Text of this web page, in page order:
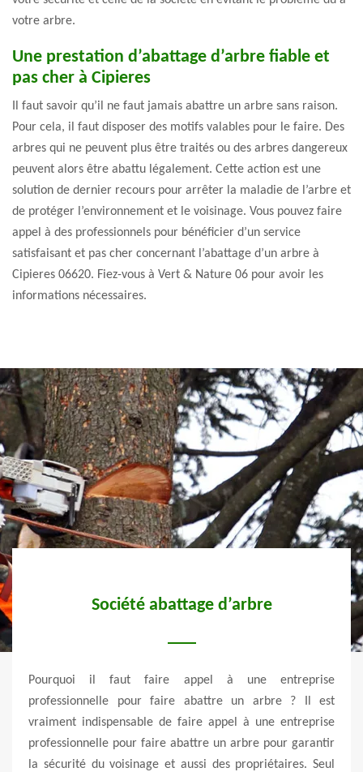
votre arbre.
Une prestation d’abattage d’arbre fiable et
pas cher à Cipieres
Il faut savoir qu’il ne faut jamais abattre un arbre sans raison.
Pour cela, il faut disposer des motifs valables pour le faire. Des
arbres qui ne peuvent plus être traités ou des arbres dangereux
peuvent alors être abattu légalement. Cette action est une
solution de dernier recours pour arrêter la maladie de l’arbre et
de protéger l’environnement et le voisinage. Vous pouvez faire
appel à des professionnels pour bénéficier d’un service
satisfaisant et pas cher concernant l’abattage d’un arbre à
Cipieres 06620. Fiez-vous à Vert & Nature 06 pour avoir les
informations nécessaires.
Société abattage d’arbre
Pourquoi il faut faire appel à une entreprise
professionnelle pour faire abattre un arbre ? Il est
vraiment indispensable de faire appel à une entreprise
professionnelle pour faire abattre un arbre pour garantir
la sécurité du voisinage et aussi des propriétaires. Seul